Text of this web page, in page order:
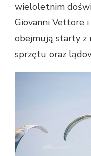
wieloletnim
Giovanni Vettore i
obejmują starty z
sprzętu oraz